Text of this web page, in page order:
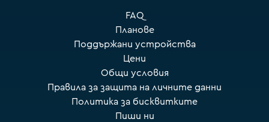
FAQ
Планове
Поддържани устройства
Цени
Общи условия
Правила за защита на личните данни
Политика за бисквитките
Пиши ни